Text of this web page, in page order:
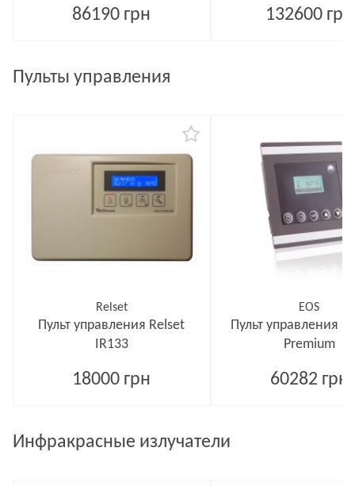
86190 грн 132600 грн
Пульты управления
Relset
Пульт управления Relset
IR133
18000 грн
EOS
Пульт управления
Premium
60282 грн
Инфракрасные излучатели